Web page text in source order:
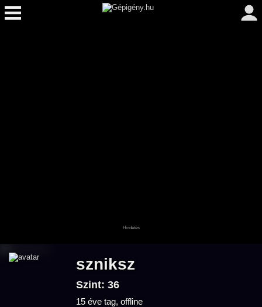
szniksz
Szint: 36
15 éve tag, offline